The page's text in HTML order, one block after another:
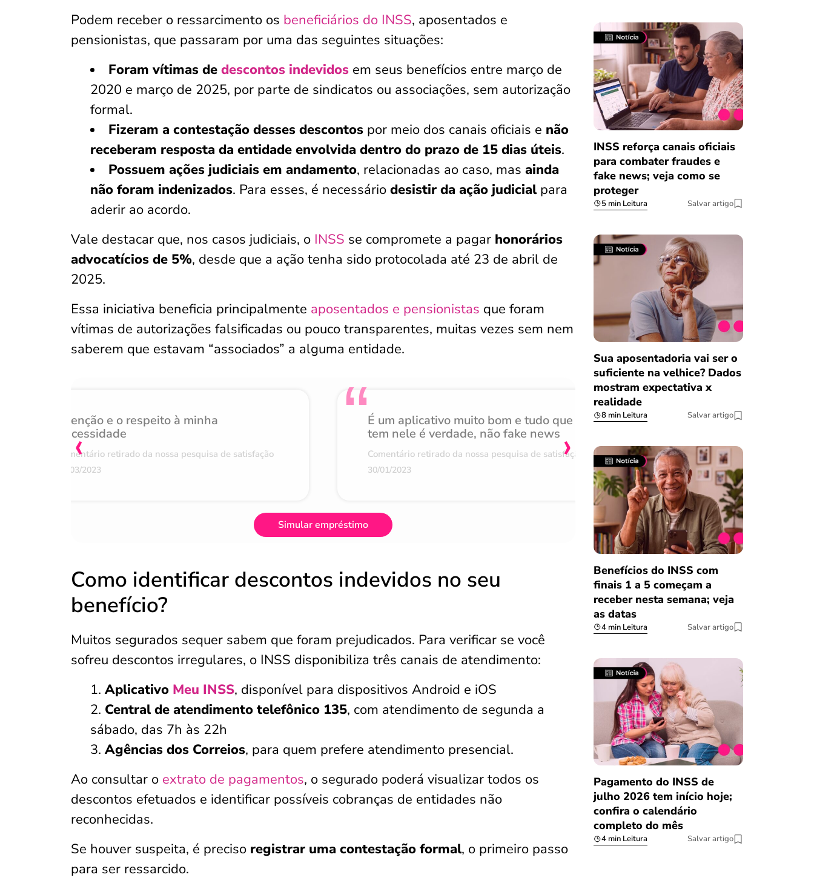
Podem receber o ressarcimento os beneficiários do INSS, aposentados e
pensionistas, que passaram por uma das seguintes situações:
Foram vítimas de descontos indevidos em seus benefícios entre março de
2020 e março de 2025, por parte de sindicatos ou associações, sem autorização
formal.
Fizeram a contestação desses descontos por meio dos canais oficiais e não
receberam resposta da entidade envolvida dentro do prazo de 15 dias úteis.
Possuem ações judiciais em andamento, relacionadas ao caso, mas ainda
não foram indenizados. Para esses, é necessário desistir da ação judicial para
aderir ao acordo.
Vale destacar que, nos casos judiciais, o INSS se compromete a pagar honorários
advocatícios de 5%, desde que a ação tenha sido protocolada até 23 de abril de
2025.
Essa iniciativa beneficia principalmente aposentados e pensionistas que foram
vítimas de autorizações falsificadas ou pouco transparentes, muitas vezes sem nem
saberem que estavam “associados” a alguma entidade.
Atenção e o respeito à minha
necessidade
Comentário retirado da nossa pesquisa de satisfação
07/03/2023
É um aplicativo muito bom e tudo que
tem nele é verdade, não fake news
Comentário retirado da nossa pesquisa de satisfação
30/01/2023
Achei muito rápido,
Comentário retirado da nossa
08/03/2023
‹ ›
Simular empréstimo
Como identificar descontos indevidos no seu
benefício?
Muitos segurados sequer sabem que foram prejudicados. Para verificar se você
sofreu descontos irregulares, o INSS disponibiliza três canais de atendimento:
Aplicativo Meu INSS, disponível para dispositivos Android e iOS
Central de atendimento telefônico 135, com atendimento de segunda a
sábado, das 7h às 22h
Agências dos Correios, para quem prefere atendimento presencial.
Ao consultar o extrato de pagamentos, o segurado poderá visualizar todos os
descontos efetuados e identificar possíveis cobranças de entidades não
reconhecidas.
Se houver suspeita, é preciso registrar uma contestação formal, o primeiro passo
para ser ressarcido.
INSS reforça canais oficiais
para combater fraudes e
fake news; veja como se
proteger
5 min Leitura Salvar artigo
Sua aposentadoria vai ser o
suficiente na velhice? Dados
mostram expectativa x
realidade
8 min Leitura Salvar artigo
Benefícios do INSS com
finais 1 a 5 começam a
receber nesta semana; veja
as datas
4 min Leitura Salvar artigo
Pagamento do INSS de
julho 2026 tem início hoje;
confira o calendário
completo do mês
4 min Leitura Salvar artigo